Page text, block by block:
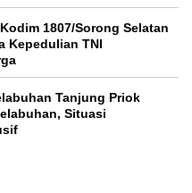
1807/Sorong Selatan
Kepedulian TNI
Tanjung Priok
Situasi